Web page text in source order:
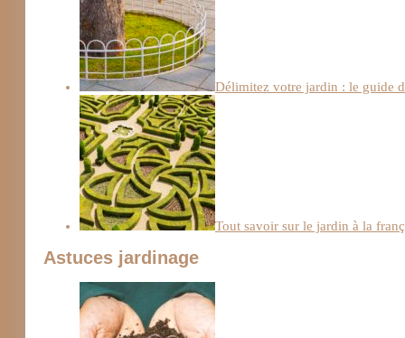
Délimitez votre jardin : le guide
Tout savoir sur le jardin à la
Astuces jardinage